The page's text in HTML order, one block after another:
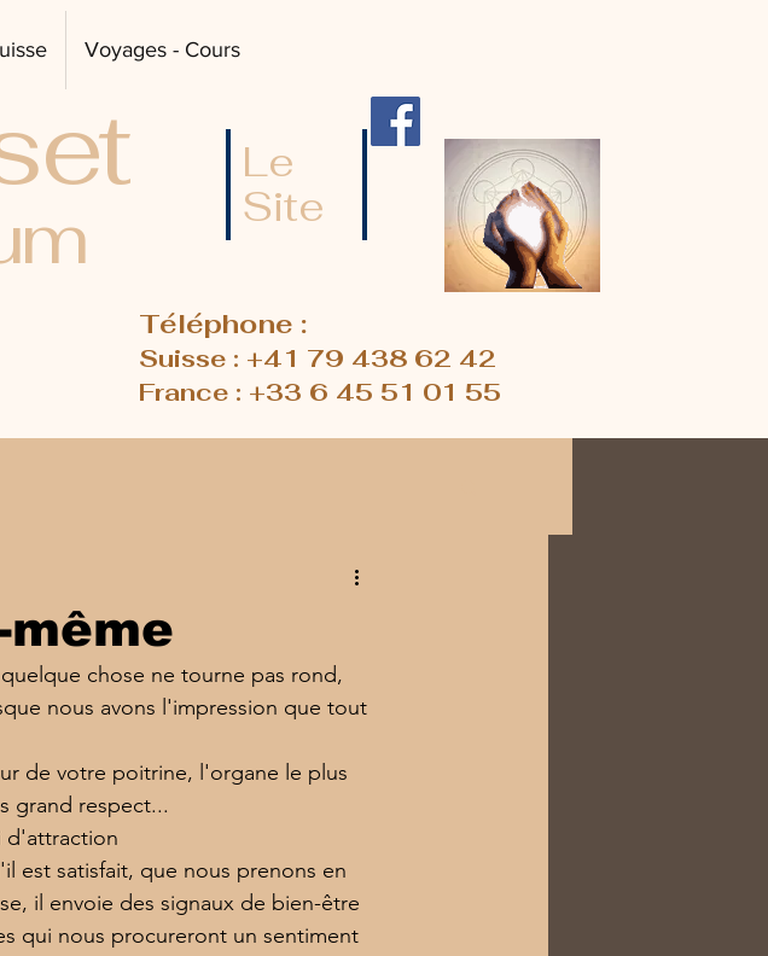
Voyages - Cours
Le
Site
Téléphone :
Suisse : +41 79 438 62 42
France : +33 6 45 51 01 55
chose ne tourne pas rond,
nous avons l'impression que tout
de votre poitrine, l'organe le plus
grand respect...
d'attraction
est satisfait, que nous prenons en
il envoie des signaux de bien-être
qui nous procureront un sentiment